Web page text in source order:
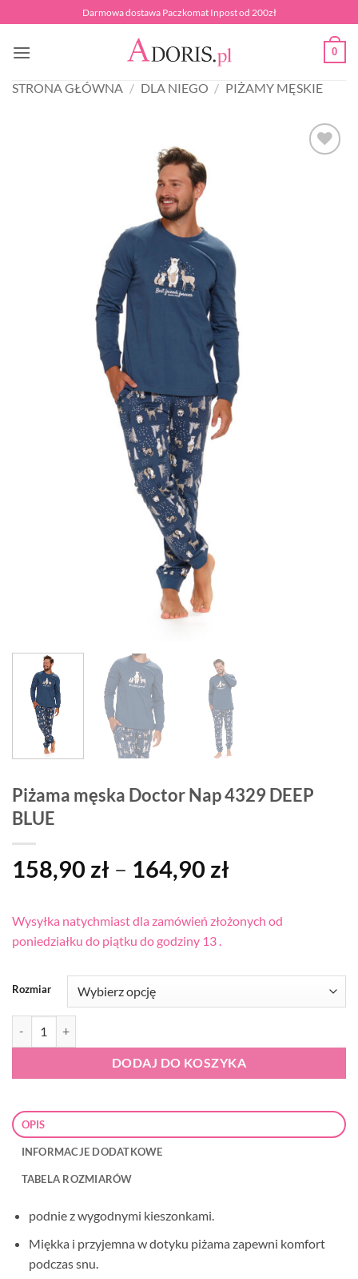
do
zawartości
Darmowa dostawa Paczkomat Inpost od 200zł
0
STRONA GŁÓWNA / DLA NIEGO / PIŻAMY MĘSKIE
Piżama męska Doctor Nap 4329 DEEP
BLUE
158,90 zł – 164,90 zł
od
158,90 zł
164,90 zł
Wysyłka natychmiast dla zamówień złożonych od
poniedziałku do piątku do godziny 13 .
Rozmiar
DODAJ DO KOSZYKA
OPIS
INFORMACJE DODATKOWE
TABELA ROZMIARÓW
podnie z wygodnymi kieszonkami.
Miękka i przyjemna w dotyku piżama zapewni komfort
podczas snu.